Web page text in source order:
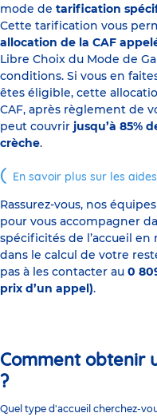
mode de tarification
Cette tarification vous
allocation de la CAF
Libre Choix du Mode de
conditions. Si vous en
êtes éligible, cette
CAF, après règlement de
peut couvrir jusqu’à 85%
crèche.
En savoir plus sur les
Rassurez-vous, nos
pour vous accompagner
spécificités de l’accueil
dans le calcul de votre
pas à les contacter au 0
prix d’un appel).
Comment obtenir
?
Quel type d'accueil cherchez-